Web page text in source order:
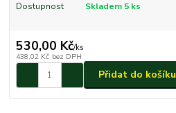
Dostupnost Skladem 5 ks
530,00 Kč/ks
438,02 Kč bez DPH
Přidat do košíku